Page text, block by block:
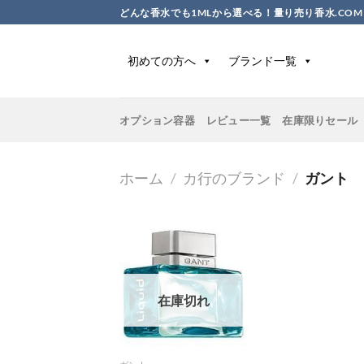
to
どんな香水でも1MLから選べる！量り売り香水.COM
初めての方へ ブランド一覧
オプション容器 レビュー一覧 在庫限りセール
ホーム / カ行のブランド / ガント
在庫切れ